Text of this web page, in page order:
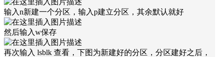
输入n新建一个分区，输入p建立分区，其余默认就好
然后输入w保存
再次输入 lsblk 查看，下图为新建好的分区，分区建好之后，